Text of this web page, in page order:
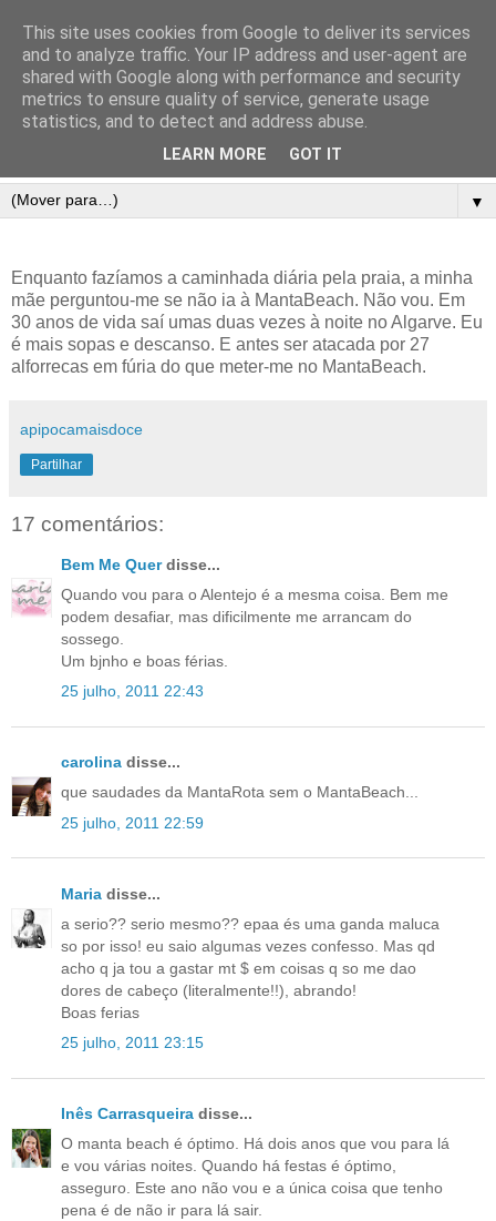
▼
Enquanto fazíamos a caminhada diária pela praia, a minha
mãe perguntou-me se não ia à MantaBeach. Não vou. Em
30 anos de vida saí umas duas vezes à noite no Algarve. Eu
é mais sopas e descanso. E antes ser atacada por 27
alforrecas em fúria do que meter-me no MantaBeach.
apipocamaisdoce
Partilhar
17 comentários:
Bem Me Querdisse...
Quando vou para o Alentejo é a mesma coisa. Bem me
podem desafiar, mas dificilmente me arrancam do
sossego.
Um bjnho e boas férias.
25 julho, 2011 22:43
carolina disse...
que saudades da MantaRota sem o MantaBeach...
25 julho, 2011 22:59
Maria disse...
a serio?? serio mesmo?? epaa és uma ganda maluca
so por isso! eu saio algumas vezes confesso. Mas qd
acho q ja tou a gastar mt $ em coisas q so me dao
dores de cabeço (literalmente!!), abrando!
Boas ferias
25 julho, 2011 23:15
Inês Carrasqueira disse...
O manta beach é óptimo. Há dois anos que vou para lá
e vou várias noites. Quando há festas é óptimo,
asseguro. Este ano não vou e a única coisa que tenho
pena é de não ir para lá sair.
This site uses cookies from Google to deliver its services
and to analyze traffic. Your IP address and user-agent are
shared with Google along with performance and security
metrics to ensure quality of service, generate usage
statistics, and to detect and address abuse.
LEARN MORE GOT IT